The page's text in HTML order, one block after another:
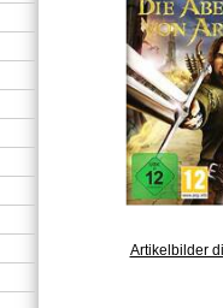
Artikelbilder